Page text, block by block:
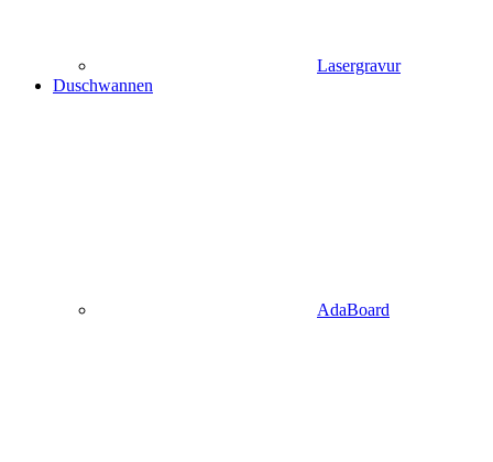
Lasergravur
Duschwannen
AdaBoard